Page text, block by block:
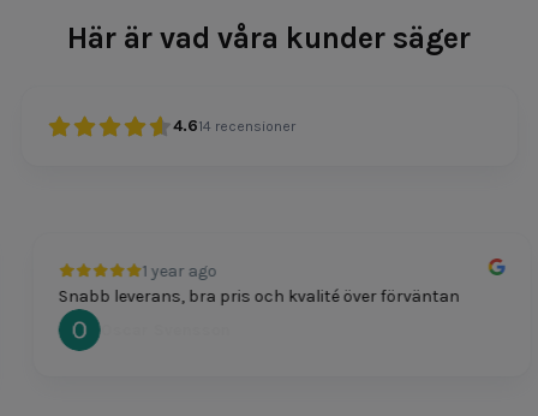
Här är vad våra kunder säger
4.614 recensioner
1 year ago
Snabb leverans, bra pris och kvalité över förväntan
Oscar Svensson